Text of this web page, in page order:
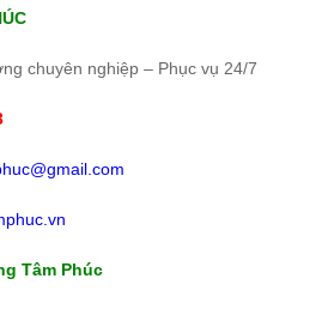
chuyên nghiệp – Phục vụ 24/7
Tâm Phúc